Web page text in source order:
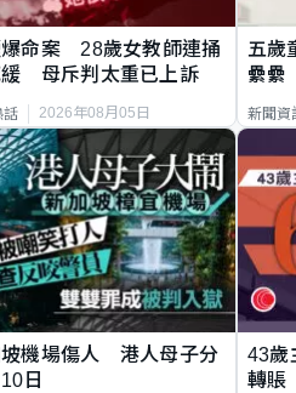
命案 28歲女教師連捅
緩 母斥判太重已上訴
話 2026年08月05日
五歲
纍纍
新聞資
坡機場傷人 港人母子分
日
43歲
轉賬